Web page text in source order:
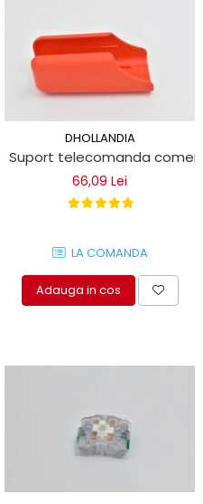
1 Litru
DHOLLANDIA
Suport telecomanda
66,09 Lei
LA COMANDA
Adauga in cos